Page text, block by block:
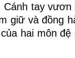
tay vươn
giữ và đồng
hai môn đệ